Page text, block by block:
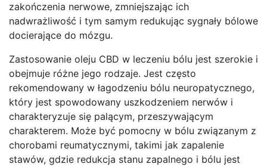
zakończenia nerwowe, zmniejszając ich
nadwrażliwość i tym samym redukując sygnały bólowe
docierające do mózgu.
Zastosowanie oleju CBD w leczeniu bólu jest szerokie i
obejmuje różne jego rodzaje. Jest często
rekomendowany w łagodzeniu bólu neuropatycznego,
który jest spowodowany uszkodzeniem nerwów i
charakteryzuje się palącym, przeszywającym
charakterem. Może być pomocny w bólu związanym z
chorobami reumatycznymi, takimi jak zapalenie
stawów, gdzie redukcja stanu zapalnego i bólu jest